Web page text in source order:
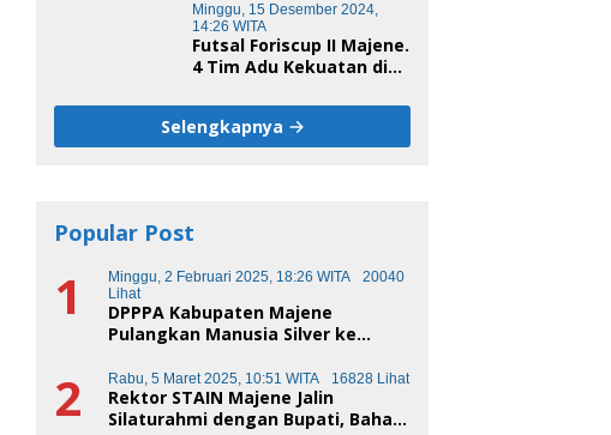
Minggu, 15 Desember 2024,
14:26 WITA
Futsal Foriscup II Majene.
4 Tim Adu Kekuatan di
Sore Ini
Selengkapnya
Popular Post
1 Minggu, 2 Februari 2025, 18:26 WITA
20040
Lihat
DPPPA Kabupaten Majene
Pulangkan Manusia Silver ke
2 Rabu, 5 Maret 2025, 10:51 WITA 16828 Lihat
Rektor STAIN Majene Jalin
Silaturahmi dengan Bupati, Bahas